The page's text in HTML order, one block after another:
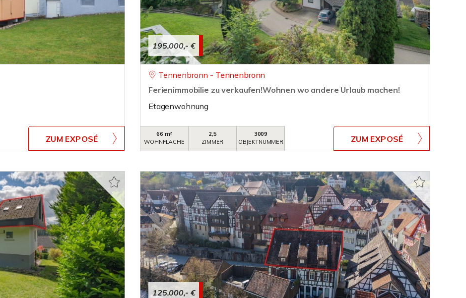
ZUM EXPOSÉ
195.000,- €
Tennenbronn - Tennenbronn
Ferienimmobilie zu verkaufen!Wohnen wo andere Urlaub machen!
Etagenwohnung
66 m²
WOHNFLÄCHE
2,5
ZIMMER
3009
OBJEKTNUMMER
ZUM EXPOSÉ
125.000,- €